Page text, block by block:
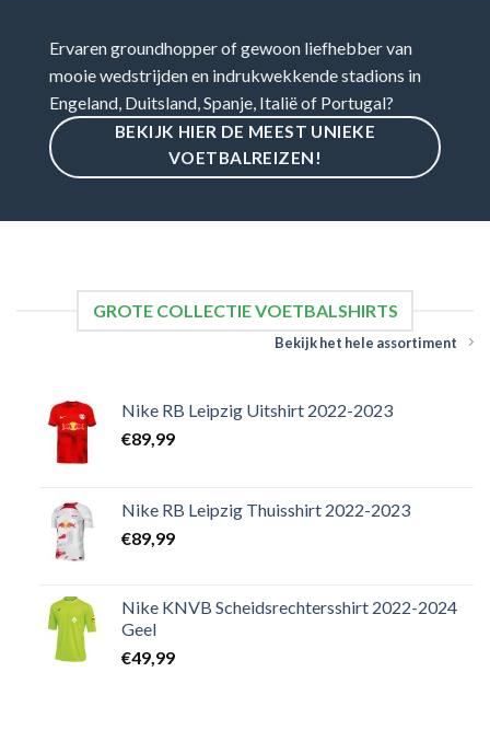
Ervaren groundhopper of gewoon liefhebber van
mooie wedstrijden en indrukwekkende stadions in
Engeland, Duitsland, Spanje, Italië of Portugal?
BEKIJK HIER DE MEEST UNIEKE
VOETBALREIZEN!
GROTE COLLECTIE VOETBALSHIRTS
Bekijk het hele assortiment
Nike RB Leipzig Uitshirt 2022-2023
€89,99
Nike RB Leipzig Thuisshirt 2022-2023
€89,99
Nike KNVB Scheidsrechtersshirt 2022-2024
Geel
€49,99